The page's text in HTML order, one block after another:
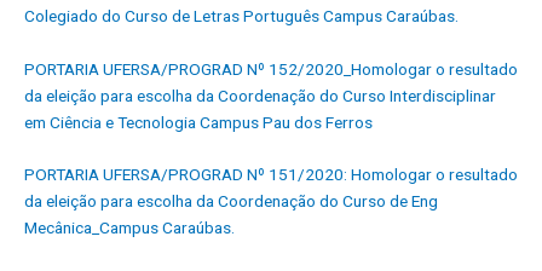
Colegiado do Curso de Letras Português Campus Caraúbas.
PORTARIA UFERSA/PROGRAD Nº 152/2020_Homologar o resultado
da eleição para escolha da Coordenação do Curso Interdisciplinar
em Ciência e Tecnologia Campus Pau dos Ferros
PORTARIA UFERSA/PROGRAD Nº 151/2020: Homologar o resultado
da eleição para escolha da Coordenação do Curso de Eng
Mecânica_Campus Caraúbas.